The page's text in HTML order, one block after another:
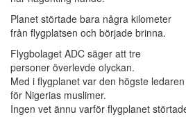
Planet störtade bara några kilometer
från flygplatsen och började brinna.
Flygbolaget ADC säger att tre
personer överlevde olyckan.
Med i flygplanet var den högste ledaren
för Nigerias muslimer.
Ingen vet ännu varför flygplanet